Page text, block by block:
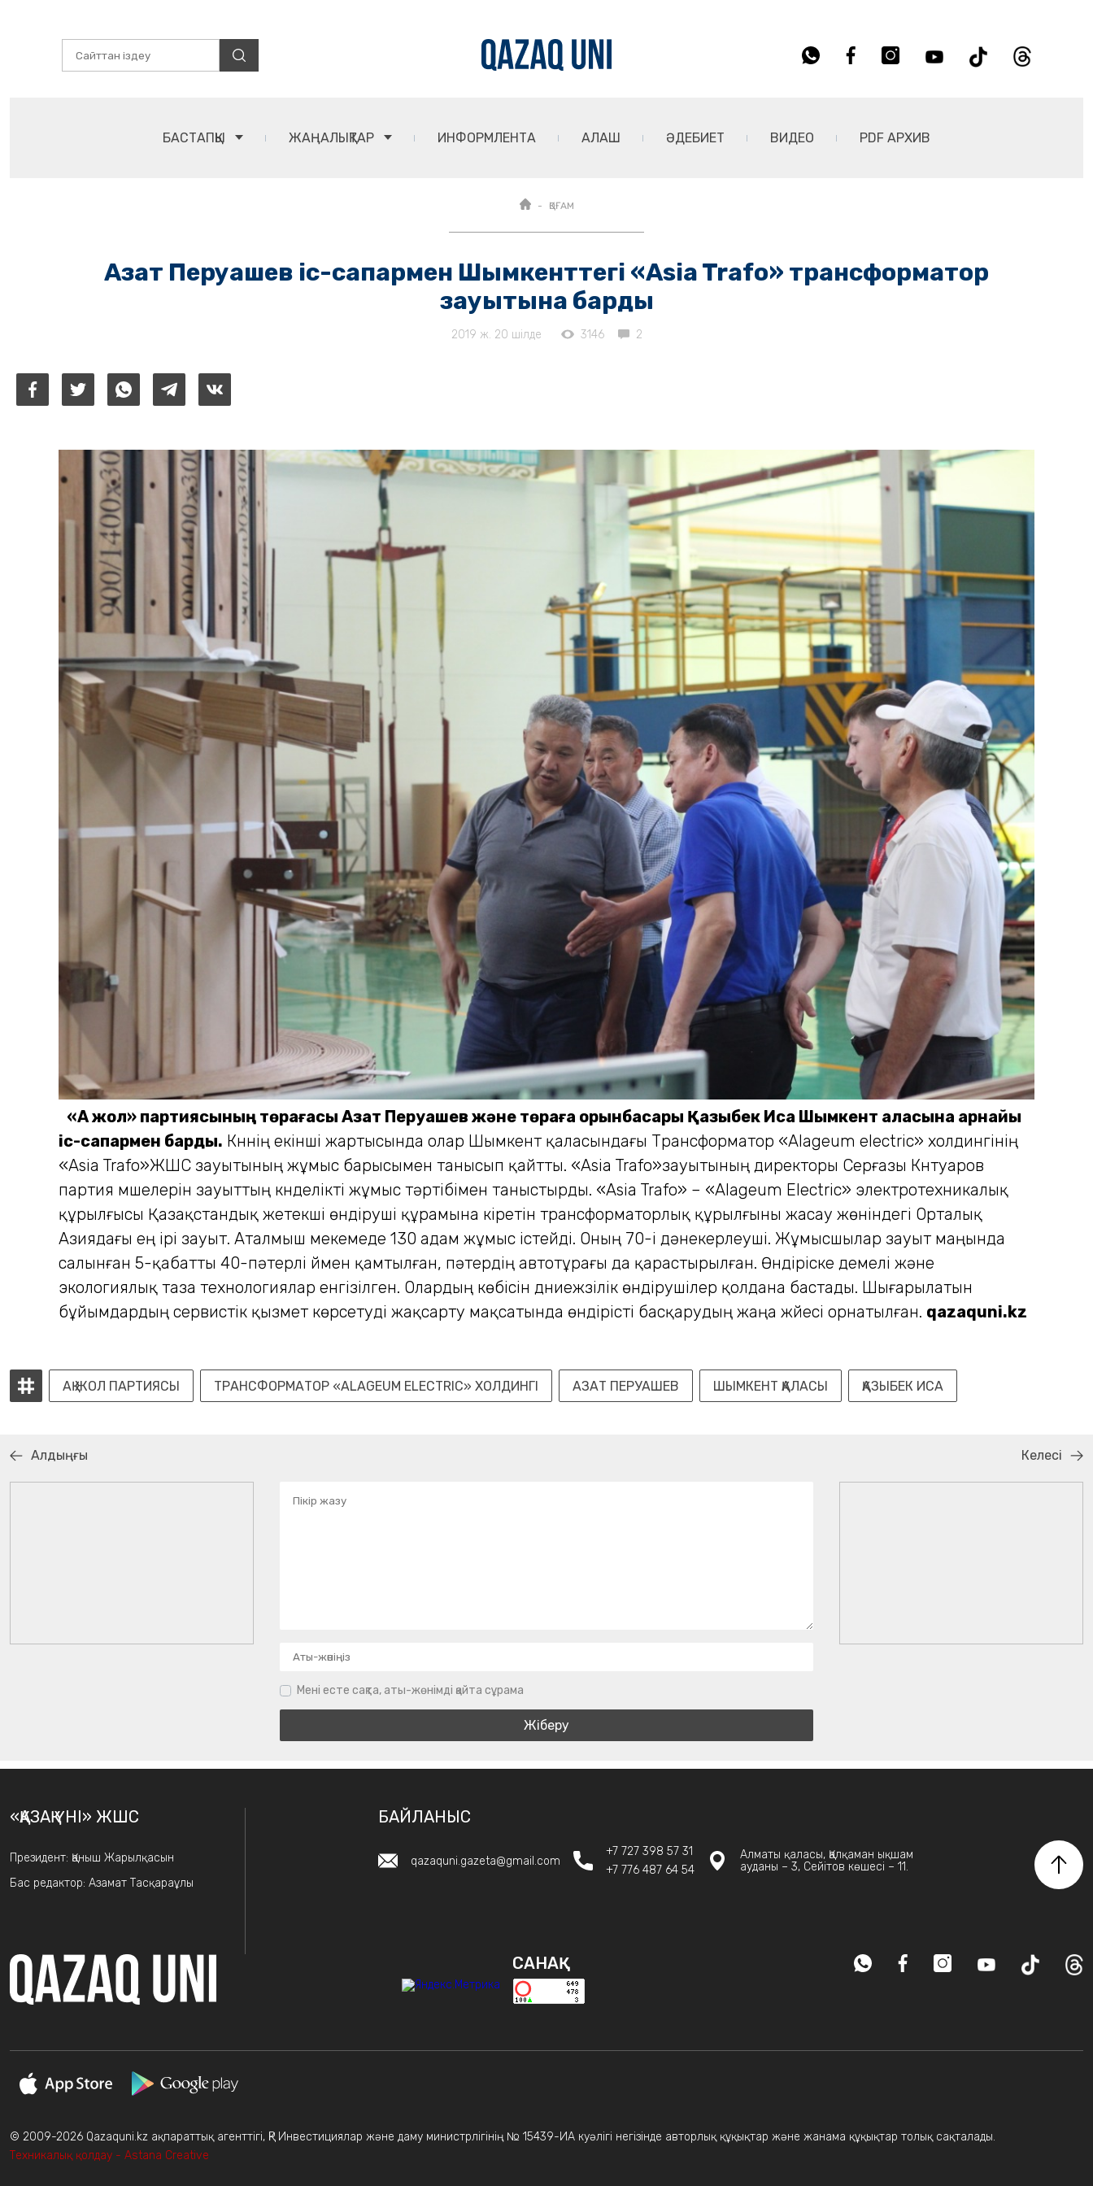
БАСТАПҚЫ ЖАҢАЛЫҚТАР ИНФОРМЛЕНТА АЛАШ ӘДЕБИЕТ ВИДЕО PDF АРХИВ
ҚОҒАМ
Азат Перуашев іс-сапармен Шымкенттегі «Asia Trafo» трансформатор
зауытына барды
2019 ж. 20 шілде 3146 2
«Ақ жол» партиясының төрағасы Азат Перуашев және төраға орынбасары Қазыбек Иса Шымкент қаласына арнайы
іс-сапармен барды. Күннің екінші жартысында олар Шымкент қаласындағы Трансформатор «Аlageum electric» холдингінің
«Asia Trafo»ЖШС зауы­тының жұмыс барысымен танысып қайтты. «Asia Trafo»зауытының директоры Серғазы Күнтуаров
партия мүшелерін зауыттың күнделікті жұмыс тәртібімен таныстырды. «Asia Trafo» – «Alageum Electric» элек­тро­­тех­никалық
құрылғысы Қазақстан­дық жетекші өндіруші құрамына кіретін трансформаторлық құрылғыны жасау жөніндегі Орталық
Азиядағы ең ірі зауыт. Аталмыш мекемеде 130 адам жұмыс істейді. Оның 70-і дәнекерлеуші. Жұмысшылар зауыт маңында
салынған 5-қабатты 40-пәтерлі үймен қамтылған, пәтердің автотұрағы да қарастырылған. Өндіріске үдемелі және
экологиялық таза технологиялар енгізілген. Олардың көбісін дүниежүзілік өндірушілер қолда­на бастады. Шығарылатын
бұйымдардың сервистік қызмет көрсетуді жақсарту мақ­сатында өндірісті басқарудың жаңа жүйесі орнатылған. qazaquni.kz
АҚ ЖОЛ ПАРТИЯСЫ ТРАНСФОРМАТОР «АLAGEUM ELECTRIC» ХОЛДИНГІ АЗАТ ПЕРУАШЕВ ШЫМКЕНТ ҚАЛАСЫ ҚАЗЫБЕК ИСА
Алдыңғы Келесі
Мені есте сақта, аты-жөнімді қайта сұрама
«ҚАЗАҚ ҮНІ» ЖШС
Президент: Қаныш Жарылқасын
Бас редактор: Азамат Тасқараұлы
БАЙЛАНЫС
qazaquni.gazeta@gmail.com
+7 727 398 57 31
+7 776 487 64 54
Алматы қаласы, Қалқаман ықшам
ауданы – 3, Сейітов көшесі – 11.
САНАҚ
© 2009-2026 Qazaquni.kz ақпараттық агенттігі, ҚР Инвестициялар және даму министрлігінің № 15439-ИА куәлігі негізінде авторлық құқықтар және жанама құқықтар толық сақталады.
Техникалық қолдау - Astana Creative